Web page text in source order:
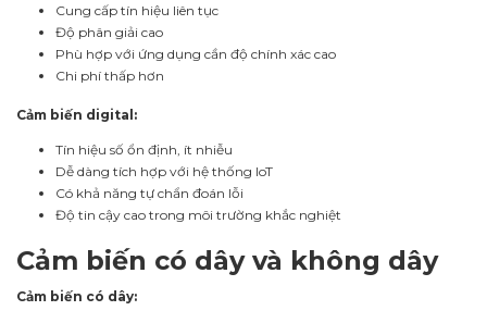
Cung cấp tín hiệu liên tục
Độ phân giải cao
Phù hợp với ứng dụng cần độ chính xác cao
Chi phí thấp hơn
Cảm biến digital:
Tín hiệu số ổn định, ít nhiễu
Dễ dàng tích hợp với hệ thống IoT
Có khả năng tự chẩn đoán lỗi
Độ tin cậy cao trong môi trường khắc nghiệt
Cảm biến có dây và không dây
Cảm biến có dây: